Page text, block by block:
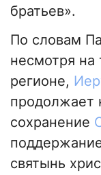
братьев».
По словам
несмотря
регионе,
продолжает
сохранение
святынь